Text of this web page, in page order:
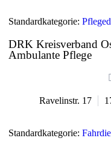
Standardkategorie:
DRK Kreisverband
Ambulante Pflege
Ravelinstr. 17
Standardkategorie: